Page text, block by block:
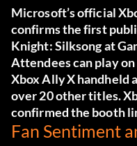
Microsoft’s official
confirms the first
Knight: Silksongat
Attendees can play
Xbox Ally X handheld
over 20 other titles.
confirmed the booth
Fan Sentiment